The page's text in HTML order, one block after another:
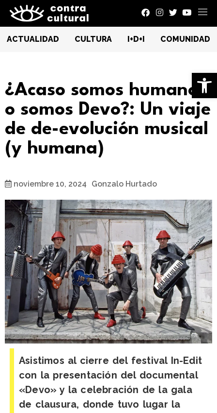
ACTUALIDAD CULTURA I+D+I COMUNIDAD
¿Acaso somos humanos
o somos Devo?: Un viaje
de de-evolución musical
(y humana)
noviembre 10, 2024 Gonzalo Hurtado
Asistimos al cierre del festival In-Edit
con la presentación del documental
«Devo» y la celebración de la gala
de clausura, donde tuvo lugar la